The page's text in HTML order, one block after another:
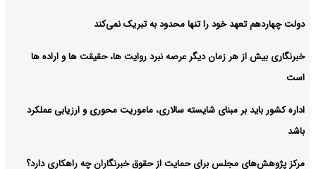
دولت چهاردهم تعهد خود را تنها محدود به تبریک نمی‌کند
خبرنگاری بیش از هر زمان دیگر عرصه نبرد روایت ها، حقیقت ها و اراده ها
است
اداره کشور باید بر مبنای شایسته سالاری، ماموریت محوری و ارزیابی عملکرد
باشد
مرکز پژوهش‌های مجلس برای حمایت از حقوق خبرنگاران چه راهکاری دارد؟